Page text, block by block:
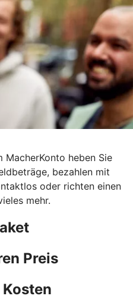
MacherKonto heben Sie
bezahlen mit
oder richten einen
mehr.
Preis